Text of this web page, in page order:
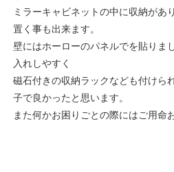
ミラーキャビネットの中に収納があ
置く事も出来ます。
壁にはホーローのパネルでを貼りま
入れしやすく
磁石付きの収納ラックなども付けら
子で良かったと思います。
また何かお困りごとの際にはご用命